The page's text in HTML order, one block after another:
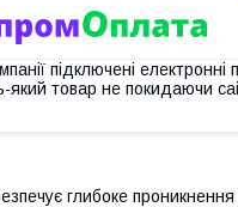
підключені
який товар не покидаючи
глибоке